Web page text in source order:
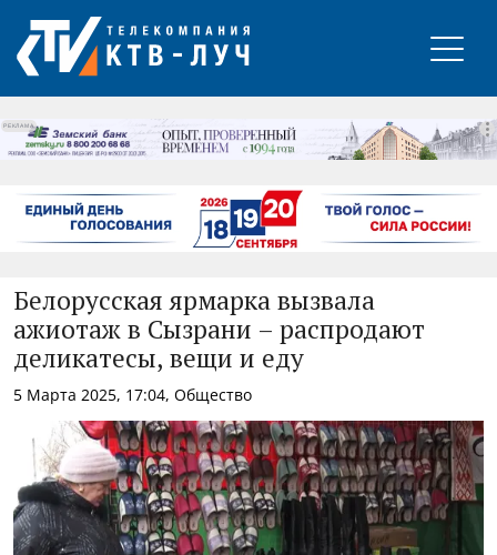
РЕКЛАМА
Белорусская ярмарка вызвала
ажиотаж в Сызрани – распродают
деликатесы, вещи и еду
5 Марта 2025, 17:04, Общество